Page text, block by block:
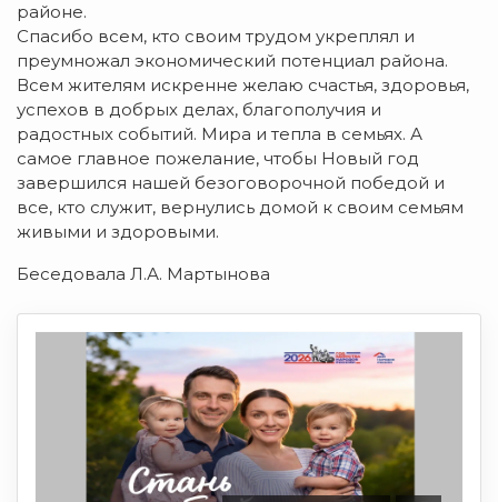
районе.
Спасибо всем, кто своим трудом укреплял и
преумножал экономический потенциал района.
Всем жителям искренне желаю счастья, здоровья,
успехов в добрых делах, благополучия и
радостных событий. Мира и тепла в семьях. А
самое главное пожелание, чтобы Новый год
завершился нашей безоговорочной победой и
все, кто служит, вернулись домой к своим семьям
живыми и здоровыми.
Беседовала Л.А. Мартынова